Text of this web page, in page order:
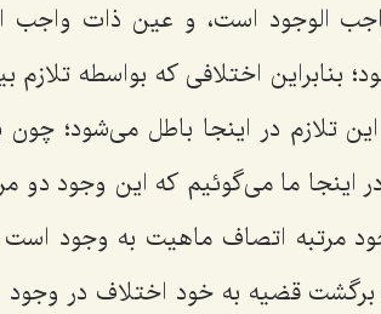
الوجود است، و عین ذات واجب
اختلافى كه بواسطه تلازم
تلازم در اینجا باطل مى‌شود؛
ما مى‌گوئیم كه این وجود دو
مرتبه اتصاف ماهیت به وجود است
برگشت قضیه به خود اختلاف در